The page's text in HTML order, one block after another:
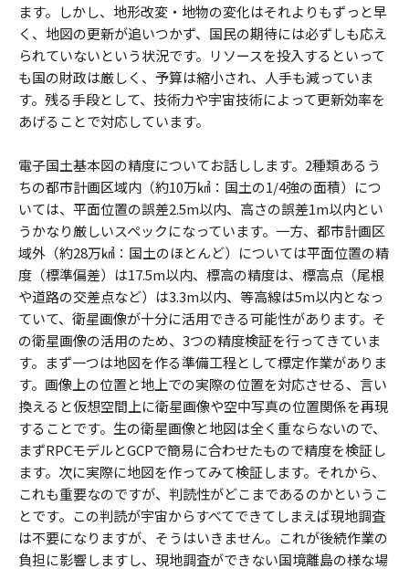
ます。しかし、地形改変・地物の変化はそれよりもずっと早
く、地図の更新が追いつかず、国民の期待には必ずしも応え
られていないという状況です。リソースを投入するといって
も国の財政は厳しく、予算は縮小され、人手も減っていま
す。残る手段として、技術力や宇宙技術によって更新効率を
あげることで対応しています。
電子国土基本図の精度についてお話しします。2種類あるう
ちの都市計画区域内（約10万㎢：国土の1/4強の面積）につ
いては、平面位置の誤差2.5m以内、高さの誤差1m以内とい
うかなり厳しいスペックになっています。一方、都市計画区
域外（約28万㎢：国土のほとんど）については平面位置の精
度（標準偏差）は17.5m以内、標高の精度は、標高点（尾根
や道路の交差点など）は3.3m以内、等高線は5m以内となっ
ていて、衛星画像が十分に活用できる可能性があります。そ
の衛星画像の活用のため、3つの精度検証を行ってきていま
す。まず一つは地図を作る準備工程として標定作業がありま
す。画像上の位置と地上での実際の位置を対応させる、言い
換えると仮想空間上に衛星画像や空中写真の位置関係を再現
することです。生の衛星画像と地図は全く重ならないので、
まずRPCモデルとGCPで簡易に合わせたもので精度を検証し
ます。次に実際に地図を作ってみて検証します。それから、
これも重要なのですが、判読性がどこまであるのかというこ
とです。この判読が宇宙からすべてできてしまえば現地調査
は不要になりますが、そうはいきません。これが後続作業の
負担に影響しますし、現地調査ができない国境離島の様な場